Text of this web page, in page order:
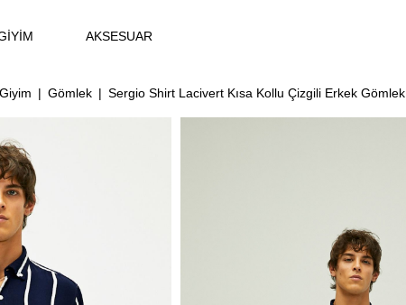
AKSESUAR
Gömlek Sergio Shirt Lacivert Kısa Kollu Çizgili Erkek Gömlek